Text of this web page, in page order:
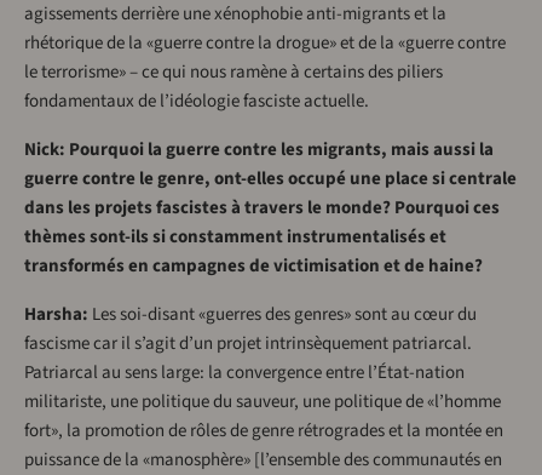
agissements derrière une xénophobie anti-migrants et la
rhétorique de la «guerre contre la drogue» et de la «guerre contre
le terrorisme» – ce qui nous ramène à certains des piliers
fondamentaux de l’idéologie fasciste actuelle.
Nick: Pourquoi la guerre contre les migrants, mais aussi la
guerre contre le genre, ont-elles occupé une place si centrale
dans les projets fascistes à travers le monde? Pourquoi ces
thèmes sont-ils si constamment instrumentalisés et
transformés en campagnes de victimisation et de haine?
Harsha: Les soi-disant «guerres des genres» sont au cœur du
fascisme car il s’agit d’un projet intrinsèquement patriarcal.
Patriarcal au sens large: la convergence entre l’État-nation
militariste, une politique du sauveur, une politique de «l’homme
fort», la promotion de rôles de genre rétrogrades et la montée en
puissance de la «manosphère» [l’ensemble des communautés en